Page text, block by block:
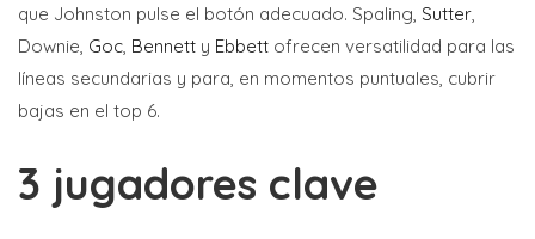
que Johnston pulse el botón adecuado. Spaling, Sutter,
Downie, Goc, Bennett y Ebbett ofrecen versatilidad para las
líneas secundarias y para, en momentos puntuales, cubrir
bajas en el top 6.
3 jugadores clave